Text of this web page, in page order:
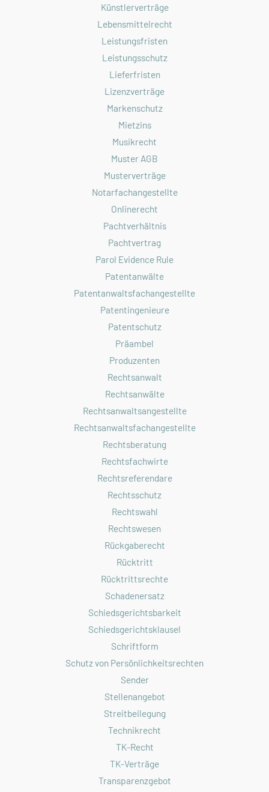
Künstlerverträge
Lebensmittelrecht
Leistungsfristen
Leistungsschutz
Lieferfristen
Lizenzverträge
Markenschutz
Mietzins
Musikrecht
Muster AGB
Musterverträge
Notarfachangestellte
Onlinerecht
Pachtverhältnis
Pachtvertrag
Parol Evidence Rule
Patentanwälte
Patentanwaltsfachangestellte
Patentingenieure
Patentschutz
Präambel
Produzenten
Rechtsanwalt
Rechtsanwälte
Rechtsanwaltsangestellte
Rechtsanwaltsfachangestellte
Rechtsberatung
Rechtsfachwirte
Rechtsreferendare
Rechtsschutz
Rechtswahl
Rechtswesen
Rückgaberecht
Rücktritt
Rücktrittsrechte
Schadenersatz
Schiedsgerichtsbarkeit
Schiedsgerichtsklausel
Schriftform
Schutz von Persönlichkeitsrechten
Sender
Stellenangebot
Streitbeilegung
Technikrecht
TK-Recht
TK-Verträge
Transparenzgebot